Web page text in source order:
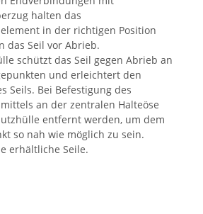
halten das
in der richtigen Position
das Seil vor Abrieb.
schützt das Seil gegen Abrieb an
und erleichtert den
Seils. Bei Befestigung des
an der zentralen Halteöse
entfernt werden, um dem
so nah wie möglich zu sein.
erhältliche Seile.